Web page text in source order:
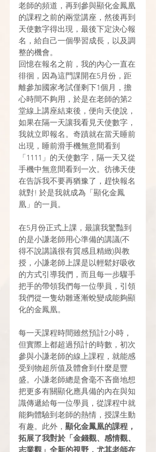
老師的頻道，再到參與顯化金鳳凰
的課程之前的兩堂講座，然後再到
天使數字得出現，最後下定決心報
名，給自己一個學習成長，以及調
整的機會。
回憶在報名之前，我的內心一直在
徘徊，因為這門課開在5月份，距
離參加國家考試僅剩下1個月，擔
心時間不夠用，於是在老師的第2
堂線上講座結束後，便向天使說，
如果在隔一天讓我看見天使數字，
我就立即報名。奇蹟就在當天睡前
出現，睡前滑手機無意間看到
「1111」的天使數字，隔一天又從
手機中無意間看到一次。彷彿天使
在告訴我不要再猶豫了，趕快報名
就對! 於是我就成為「顯化金鳳
凰」的一員。
在5月份正式上課，最讓我驚豔到
的是小謙老師用心準備的講議(不
得不說講議很有質感且精緻)與教
授，小謙老師上課是以輕鬆好吸收
的方式引導我們，而且每一步驟手
把手的帶領我們每一位學員，引領
我們從一隻幼雛逐漸蛻變成能夠顯
化的金鳳凰。
每一天課程時間雖然預計2小時，
但實際上都超過預計的時數，初次
參與小謙老師的線上課程，就能感
受到物超所值及體會到什麼是豐
盛。小謙老師總是會毫不吝嗇地想
把更多有關顯化應具備的內在與知
識傳遞給每一位學員，從課程中就
能夠體驗到老師的熱情，授課生動
有趣。此外， 顯化金鳳凰的課程，
拓展了我對於「金錢觀、感情觀、
志業觀」全新的視野，尤其老師在